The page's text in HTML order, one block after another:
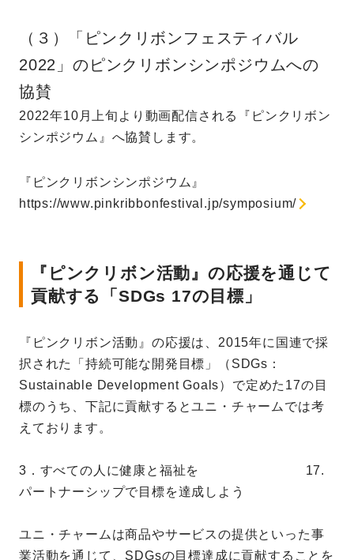
（３）「ピンクリボンフェスティバル
2022」のピンクリボンシンポジウムへの
協賛
2022年10月上旬より動画配信される『ピンクリボン
シンポジウム』へ協賛します。
『ピンクリボンシンポジウム』
https://www.pinkribbonfestival.jp/symposium/
『ピンクリボン活動』の応援を通じて
貢献する「SDGs 17の目標」
『ピンクリボン活動』の応援は、2015年に国連で採
択された「持続可能な開発目標」（SDGs：
Sustainable Development Goals）で定めた17の目
標のうち、下記に貢献するとユニ・チャームでは考
えております。
3．すべての人に健康と福祉を 17.
パートナーシップで目標を達成しよう
ユニ・チャームは商品やサービスの提供といった事
業活動を通じて、SDGsの目標達成に貢献することを